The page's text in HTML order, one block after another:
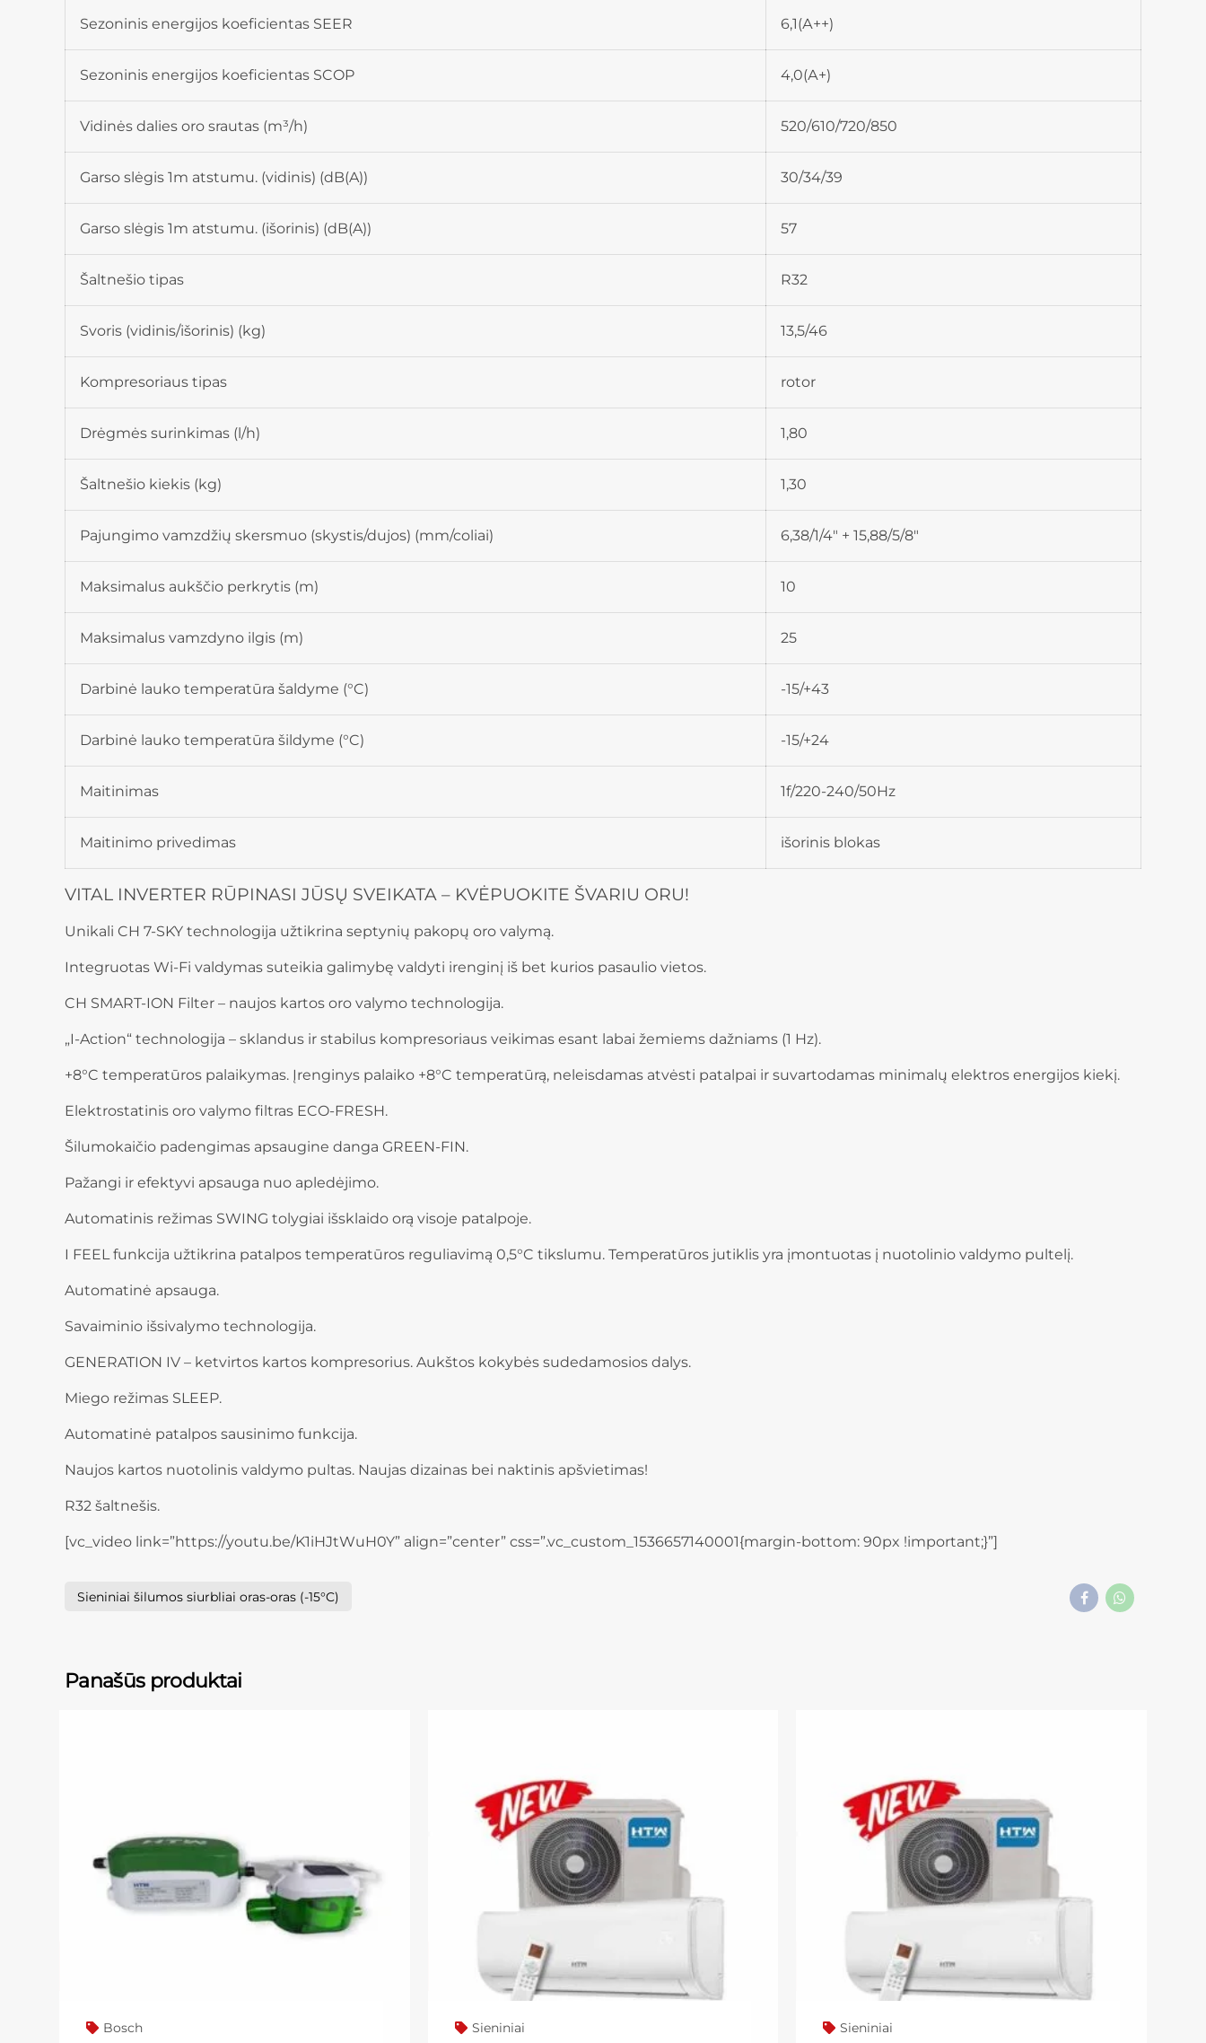
Sezoninis energijos koeficientas SEER 6,1(А++)
Sezoninis energijos koeficientas SCOP 4,0(А+)
Vidinės dalies oro srautas (m³/h) 520/610/720/850
Garso slėgis 1m atstumu. (vidinis) (dB(A)) 30/34/39
Garso slėgis 1m atstumu. (išorinis) (dB(A)) 57
Šaltnešio tipas R32
Svoris (vidinis/išorinis) (kg) 13,5/46
Kompresoriaus tipas rotor
Drėgmės surinkimas (l/h) 1,80
Šaltnešio kiekis (kg) 1,30
Pajungimo vamzdžių skersmuo (skystis/dujos) (mm/coliai) 6,38/1/4″ + 15,88/5/8″
Maksimalus aukščio perkrytis (m) 10
Maksimalus vamzdyno ilgis (m) 25
Darbinė lauko temperatūra šaldyme (°C) -15/+43
Darbinė lauko temperatūra šildyme (°C) -15/+24
Maitinimas 1f/220-240/50Hz
Maitinimo privedimas išorinis blokas
VITAL INVERTER RŪPINASI JŪSŲ SVEIKATA – KVĖPUOKITE ŠVARIU ORU!
Unikali CH 7-SKY technologija užtikrina septynių pakopų oro valymą.
Integruotas Wi-Fi valdymas suteikia galimybę valdyti irenginį iš bet kurios pasaulio vietos.
CH SMART-ION Filter – naujos kartos oro valymo technologija.
„I-Action“ technologija – sklandus ir stabilus kompresoriaus veikimas esant labai žemiems dažniams (1 Hz).
+8°C temperatūros palaikymas. Įrenginys palaiko +8°C temperatūrą, neleisdamas atvėsti patalpai ir suvartodamas minimalų elektros energijos kiekį.
Elektrostatinis oro valymo filtras ECO-FRESH.
Šilumokaičio padengimas apsaugine danga GREEN-FIN.
Pažangi ir efektyvi apsauga nuo apledėjimo.
Automatinis režimas SWING tolygiai išsklaido orą visoje patalpoje.
I FEEL funkcija užtikrina patalpos temperatūros reguliavimą 0,5°C tikslumu. Temperatūros jutiklis yra įmontuotas į nuotolinio valdymo pultelį.
Automatinė apsauga.
Savaiminio išsivalymo technologija.
GENERATION IV – ketvirtos kartos kompresorius. Aukštos kokybės sudedamosios dalys.
Miego režimas SLEEP.
Automatinė patalpos sausinimo funkcija.
Naujos kartos nuotolinis valdymo pultas. Naujas dizainas bei naktinis apšvietimas!
R32 šaltnešis.
[vc_video link=”https://youtu.be/K1iHJtWuH0Y” align=”center” css=”.vc_custom_1536657140001{margin-bottom: 90px !important;}”]
Sieniniai šilumos siurbliai oras-oras (-15°C)
Panašūs produktai
Bosch Sieniniai Sieniniai